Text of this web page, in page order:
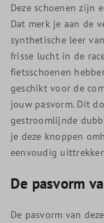
Deze schoenen zijn
Dat merk je aan de
synthetische leer
frisse lucht in de
fietsschoenen
geschikt voor de
jouw pasvorm. Dit
gestroomlijnde
je deze knoppen
eenvoudig
De pasvorm
De pasvorm van